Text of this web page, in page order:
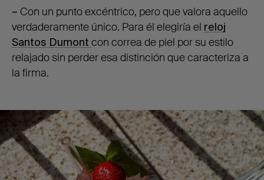
– Con un punto excéntrico, pero que valora aquello
verdaderamente único. Para él elegiría el reloj
Santos Dumont con correa de piel por su estilo
relajado sin perder esa distinción que caracteriza a
la firma.